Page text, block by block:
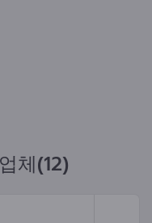
체(12)